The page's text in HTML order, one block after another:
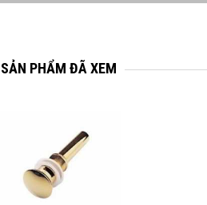
SẢN PHẨM ĐÃ XEM